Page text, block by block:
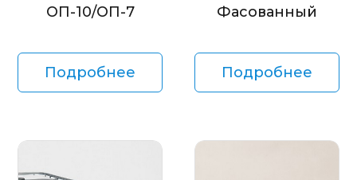
ОП-10/ОП-7
Подробнее
Фасованный
Подробнее